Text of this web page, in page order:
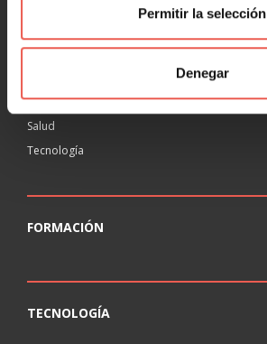
Permitir la selección
Denegar
Inmobiliaria
Ocio
Salud
Tecnología
FORMACIÓN
TECNOLOGÍA